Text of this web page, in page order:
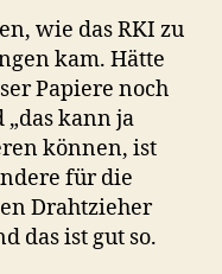
n
u
n
m
ö
g
l
i
wie das RKI zu
kam. Hätte
Papiere noch
kann ja
können, ist
für die
Drahtzieher
das ist gut so.